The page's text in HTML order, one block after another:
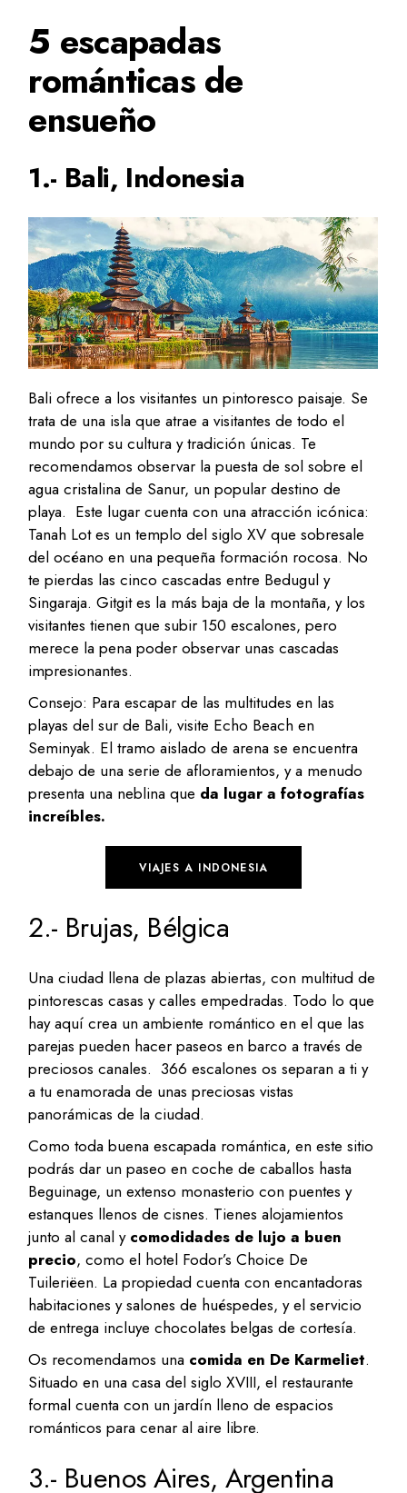
5 escapadas
románticas de
ensueño
1.- Bali, Indonesia
Bali ofrece a los visitantes un pintoresco paisaje. Se
trata de una isla que atrae a visitantes de todo el
mundo por su cultura y tradición únicas. Te
recomendamos observar la puesta de sol sobre el
agua cristalina de Sanur, un popular destino de
playa. Este lugar cuenta con una atracción icónica:
Tanah Lot es un templo del siglo XV que sobresale
del océano en una pequeña formación rocosa. No
te pierdas las cinco cascadas entre Bedugul y
Singaraja. Gitgit es la más baja de la montaña, y los
visitantes tienen que subir 150 escalones, pero
merece la pena poder observar unas cascadas
impresionantes.
Consejo: Para escapar de las multitudes en las
playas del sur de Bali, visite Echo Beach en
Seminyak. El tramo aislado de arena se encuentra
debajo de una serie de afloramientos, y a menudo
presenta una neblina que da lugar a fotografías
increíbles.
VIAJES A INDONESIA
2.- Brujas, Bélgica
Una ciudad llena de plazas abiertas, con multitud de
pintorescas casas y calles empedradas. Todo lo que
hay aquí crea un ambiente romántico en el que las
parejas pueden hacer paseos en barco a través de
preciosos canales. 366 escalones os separan a ti y
a tu enamorada de unas preciosas vistas
panorámicas de la ciudad.
Como toda buena escapada romántica, en este sitio
podrás dar un paseo en coche de caballos hasta
Beguinage, un extenso monasterio con puentes y
estanques llenos de cisnes. Tienes alojamientos
junto al canal y comodidades de lujo a buen
precio, como el hotel Fodor’s Choice De
Tuileriëen. La propiedad cuenta con encantadoras
habitaciones y salones de huéspedes, y el servicio
de entrega incluye chocolates belgas de cortesía.
Os recomendamos una comida en De Karmeliet.
Situado en una casa del siglo XVIII, el restaurante
formal cuenta con un jardín lleno de espacios
románticos para cenar al aire libre.
3.- Buenos Aires, Argentina